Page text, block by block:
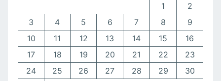
1
2
3
4 5 6 7 8
9
10
11 12 13 14 15
16
17
18 19 20 21 22
23
24
25 26 27 28 29
30